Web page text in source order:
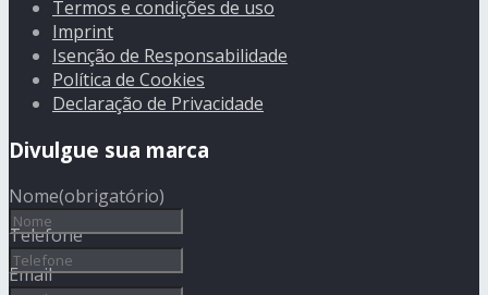
Termos e condições de uso
Imprint
Isenção de Responsabilidade
Política de Cookies
Declaração de Privacidade
Divulgue sua marca
Nome(obrigatório)
Telefone
Email